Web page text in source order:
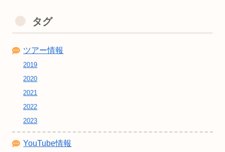
タグ
ツアー情報
2019
2020
2021
2022
2023
YouTube情報